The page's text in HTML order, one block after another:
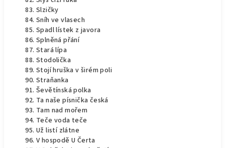
Slzičky
Sníh ve vlasech
Spadl lístek z javora
Splněná přání
Stará lípa
Stodolička
Stojí hruška v širém poli
Straňanka
Ševětínská polka
Ta naše písnička česká
Tam nad mořem
Teče voda teče
Už listí zlátne
V hospodě U Čerta